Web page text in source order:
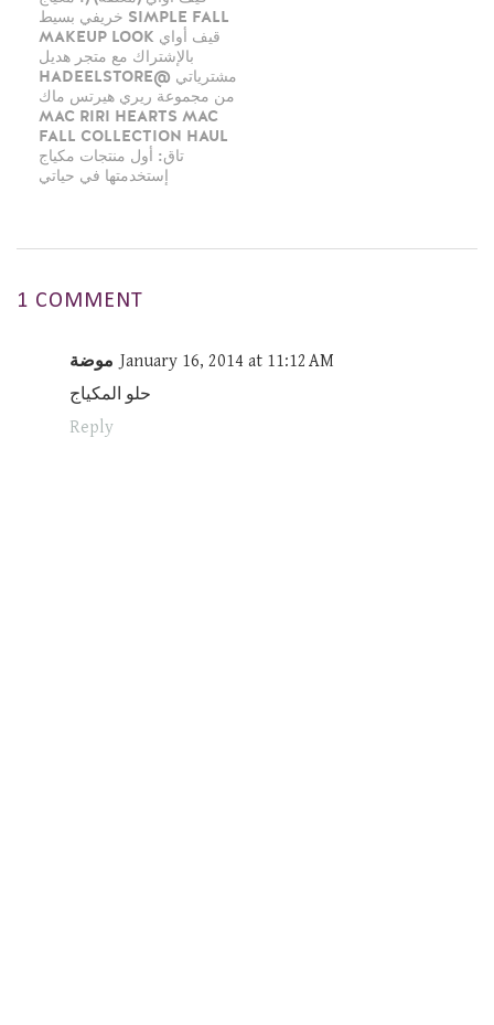
خريفي بسيط SIMPLE FALL
MAKEUP LOOK قيف أواي
بالإشتراك مع متجر هديل
HADEELSTORE@ مشترياتي
من مجموعة ريري هيرتس ماك
MAC RIRI HEARTS MAC
FALL COLLECTION HAUL
تاق: أول منتجات مكياج
إستخدمتها في حياتي
1 COMMENT
موضة January 16, 2014 at 11:12 AM
حلو المكياج
Reply